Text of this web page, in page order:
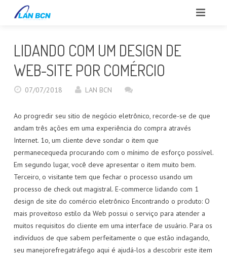
CLIENTES
PORTFOLIO
BLOG
CONTACTO
REPORTAR INCIDENCIAS
LIDANDO COM UM DESIGN DE
WEB-SITE POR COMÉRCIO
07/07/2018 LAN BCN
Ao progredir seu sitio de negócio eletrônico, recorde-se de que
andam três ações em uma experiência do compra através
Internet. 1o, um cliente deve sondar o item que
permanecequeda procurando com o mínimo de esforço possível.
Em segundo lugar, você deve apresentar o item muito bem.
Terceiro, o visitante tem que fechar o processo usando um
processo de check out magistral. E-commerce lidando com 1
design de site do comércio eletrônico Encontrando o produto: O
mais proveitoso estilo da Web possui o serviço para atender a
muitos requisitos do cliente em uma interface de usuário. Para os
indivíduos de que sabem perfeitamente o que estão indagando,
seu manejorefregatráfego aqui é ajudá-los a descobrir este item